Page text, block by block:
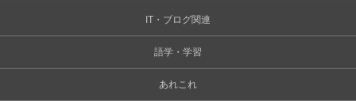
IT・ブログ関連
語学・学習
あれこれ